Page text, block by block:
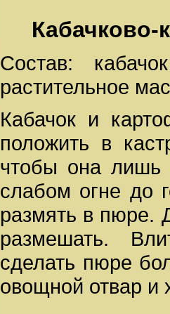
Состав:
растительное
Кабачок и
положить в
чтобы она лишь
слабом огне до
размять в пюре.
размешать.
сделать пюре
овощной отвар и